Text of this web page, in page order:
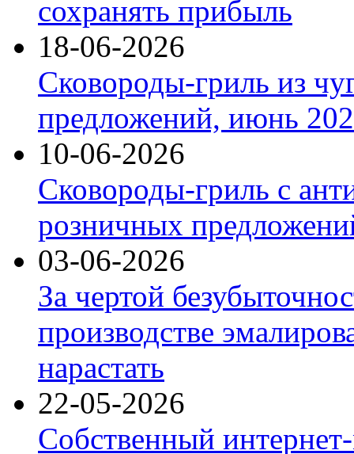
сохранять прибыль
18-06-2026
Сковороды-гриль из
предложений, июнь
10-06-2026
Сковороды-гриль с
розничных
03-06-2026
За чертой
производстве
нарастать
22-05-2026
Собственный